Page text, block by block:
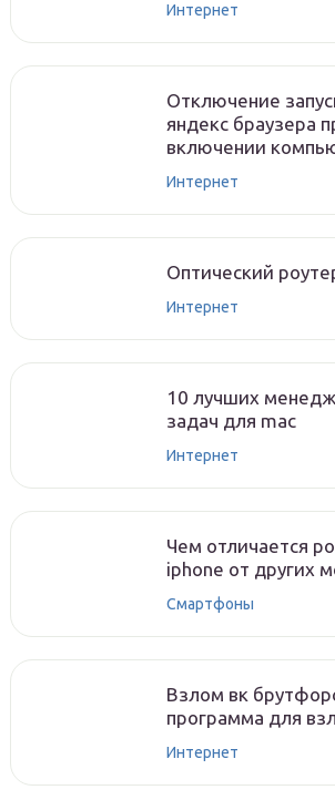
Интернет
Отключение
яндекс браузера
включении
Интернет
Оптический
Интернет
10 лучших
задач для mac
Интернет
Чем отличается
iphone от других
Смартфоны
Взлом вк
программа для
Интернет